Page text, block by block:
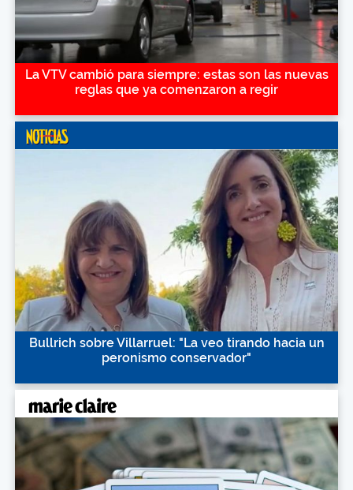
La VTV cambió para siempre: estas son las nuevas
reglas que ya comenzaron a regir
Bullrich sobre Villarruel: "La veo tirando hacia un
peronismo conservador"